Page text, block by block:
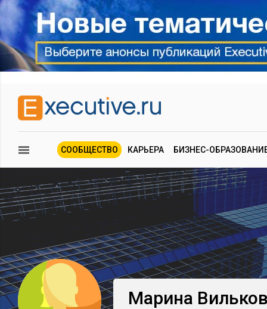
СООБЩЕСТВО КАРЬЕРА БИЗНЕС-
Марина